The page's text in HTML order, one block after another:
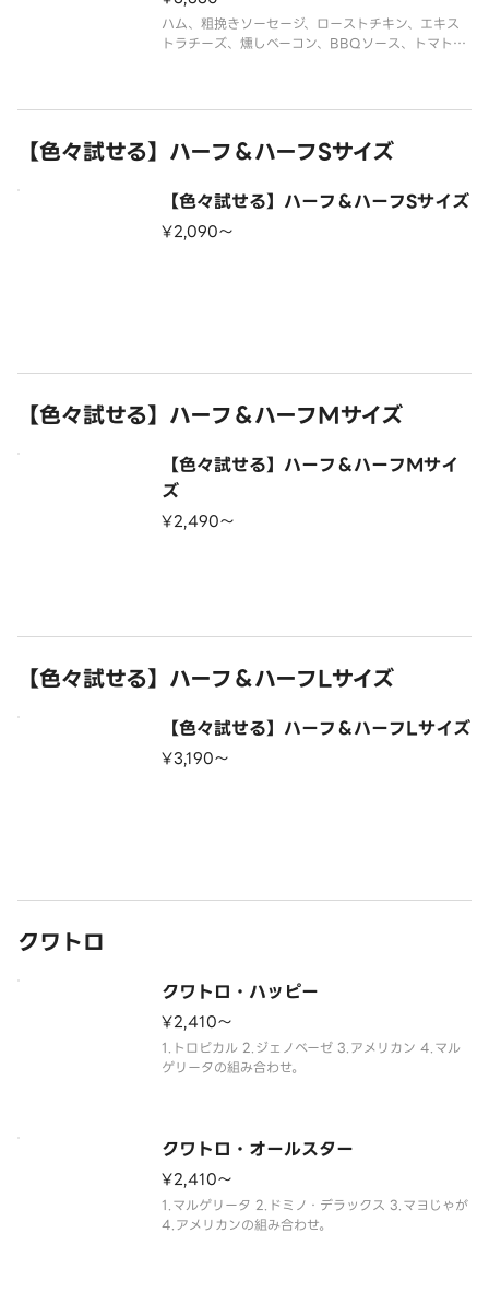
ハム、粗挽きソーセージ、ローストチキン、エキス
トラチーズ、燻しベーコン、BBQソース、トマトソ
【色々試せる】ハーフ＆ハーフSサイズ
【色々試せる】ハーフ＆ハーフSサイズ
¥2,090〜
【色々試せる】ハーフ＆ハーフMサイズ
【色々試せる】ハーフ＆ハーフMサイ
ズ
¥2,490〜
【色々試せる】ハーフ＆ハーフLサイズ
【色々試せる】ハーフ＆ハーフLサイズ
¥3,190〜
クワトロ
クワトロ・ハッピー
¥2,410〜
1.トロピカル 2.ジェノベーゼ 3.アメリカン 4.マル
ゲリータの組み合わせ。
クワトロ・オールスター
¥2,410〜
1.マルゲリータ 2.ドミノ・デラックス 3.マヨじゃが
4.アメリカンの組み合わせ。